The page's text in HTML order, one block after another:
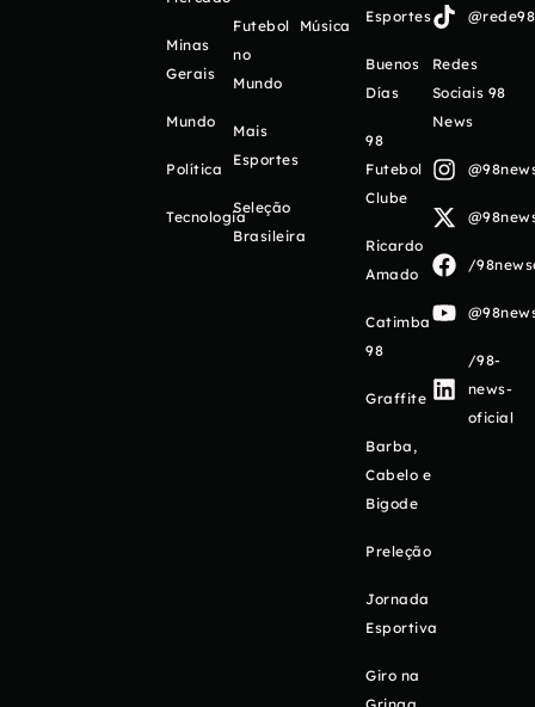
Minas
Gerais
Mundo
Política
Tecnologia
Futebol
no
Mundo
Mais
Esportes
Seleção
Brasileira
Música
Esportes
Buenos
Días
98
Futebol
Clube
Ricardo
Amado
Catimba
98
Graffite
Barba,
Cabelo e
Bigode
Preleção
Jornada
Esportiva
Giro na
Redes
Sociais 98
News
/
/98-
news-
oficial